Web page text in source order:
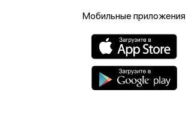
Мобильные приложения